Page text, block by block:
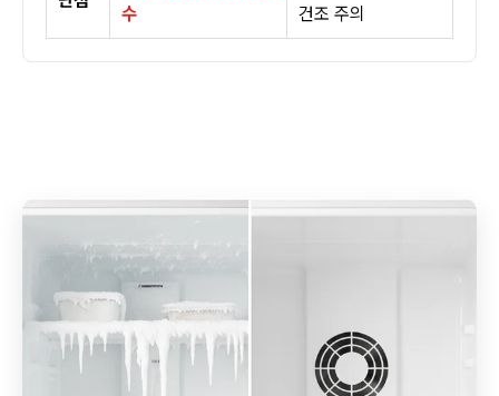
수
건조 주의